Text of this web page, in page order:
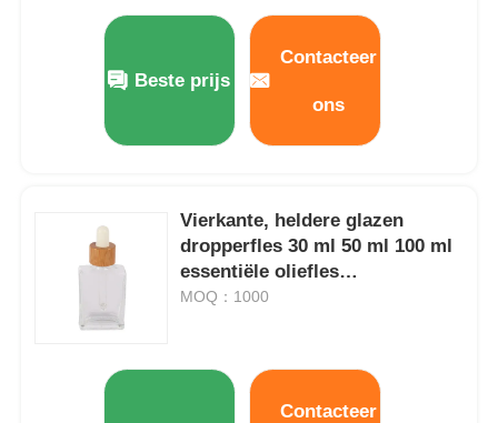
De Pomp van de stroopautomaat
Fijne Mistspuitbus
trekkerspuitbus
Beste prijs
Contacteer
ons
Vierkante, heldere glazen
dropperfles 30 ml 50 ml 100 ml
essentiële oliefles
milieuvriendelijk
MOQ：1000
Contacteer